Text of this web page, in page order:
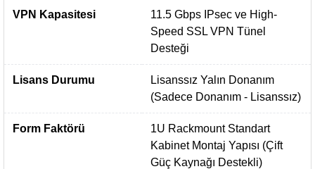
VPN Kapasitesi
11.5 Gbps IPsec ve High-
Speed SSL VPN Tünel
Desteği
Lisans Durumu
Lisanssız Yalın Donanım
(Sadece Donanım - Lisanssız)
Form Faktörü
1U Rackmount Standart
Kabinet Montaj Yapısı (Çift
Güç Kaynağı Destekli)